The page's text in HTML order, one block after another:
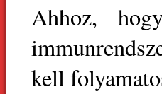
Ahhoz,
kell